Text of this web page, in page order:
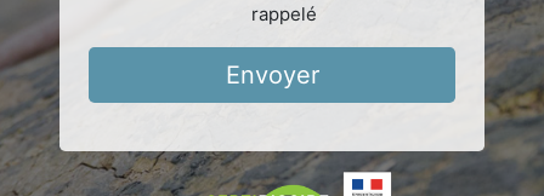
rappelé
Envoyer